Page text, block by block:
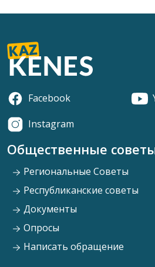
Facebook
Instagram
Общественные
Региональные Советы
Республиканские советы
Документы
Опросы
Написать обращение